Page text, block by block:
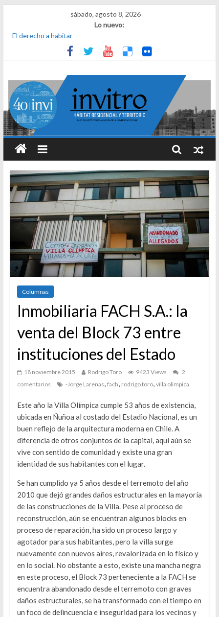
sábado, agosto 8, 2026
Lo nuevo:
El derecho a habitar
Receta para viajar al pasado
¿Qué es el habitar? Sesión 1 de ciclo de conversatorios 40 años
INVI
Columnas
Inmobiliaria FACH S.A.: la
venta del Block 73 entre
instituciones del Estado
18 noviembre 2015 Rodrigo Toro 9423 Views
2
comentarios
-Jorge Larenas fach rodrigo toro, villa olimpica
Este año la Villa Olímpica cumple 53 años de existencia,
ubicada en Ñuñoa al costado del Estadio Nacional, es un
buen reflejo de la arquitectura moderna en Chile. A
diferencia de otros conjuntos de la capital, aquí aún se
vive con sentido de comunidad y existe una gran
identidad de sus habitantes con el lugar.
Se han cumplido ya 5 años desde el terremoto del año
2010 que dejó grandes daños estructurales en la mayoría
de las construcciones de la Villa. Pese al proceso de
reconstrucción, aún se encuentran algunos blocks en
proceso de reparación, ha sido un proceso largo y
agotador para sus habitantes, pero la villa surge
nuevamente con nuevos aires, revalorizada en lo físico y
en lo social. No obstante a esto, existe una mancha negra
en este proceso, el Block 73 perteneciente a la FACH se
encuentra abandonado desde el terremoto con graves
daños estructurales, se ha transformado con el tiempo en
un foco de delincuencia e inseguridad para los vecinos y